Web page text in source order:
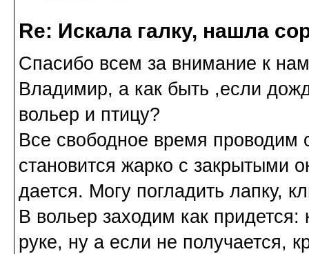
Re: Искала галку, нашла
Спасибо всем за внимание к
Владимир, а как быть ,если
вольер и птицу?
Все свободное время
становится жарко с закрытыми
дается. Могу погладить лапку,
В вольер заходим как
руке, ну а если не получается,